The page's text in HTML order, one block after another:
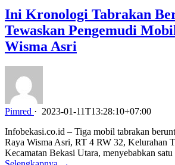
Ini Kronologi Tabrakan
Tewaskan Pengemudi
Wisma Asri
Pimred · 2023-01-11T13:28:10+07:00
Infobekasi.co.id – Tiga mobil tabrakan
Raya Wisma Asri, RT 4 RW 32, Kelurahan
Kecamatan Bekasi Utara, menyebabkan